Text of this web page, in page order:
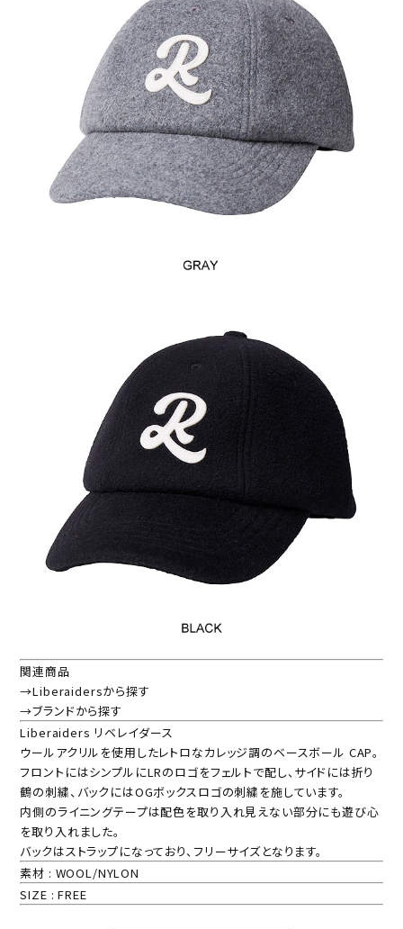
関連商品
→Liberaidersから探す
→ブランドから探す
Liberaiders リベレイダース
ウールアクリルを使用したレトロなカレッジ調のベースボール CAP。
フロントにはシンプルにLRのロゴをフェルトで配し、サイドには折り
鶴の刺繍、バックにはOGボックスロゴの刺繍を施しています。
内側のライニングテープは配色を取り入れ見えない部分にも遊び心
を取り入れました。
バックはストラップになっており、フリーサイズとなります。
素材 : WOOL/NYLON
SIZE : FREE